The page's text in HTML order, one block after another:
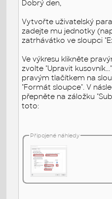
Dobrý den,
Vytvořte uživatelský
zadejte mu jednotky
zatrhávátko ve sloupci
Ve výkresu klikněte
zvolte "Upravit
pravým tlačítkem na
"Formát sloupce". V
přepněte na záložku
toto:
Připojené náhledy